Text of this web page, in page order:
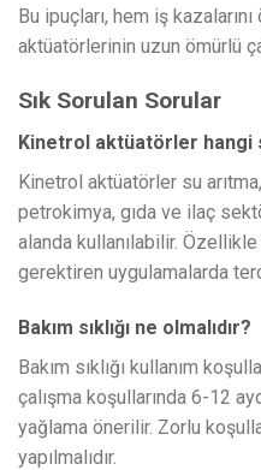
Bu ipuçları, hem iş
aktüatörlerinin uzun ömürlü
Sık Sorulan Sorular
Kinetrol aktüatörler hangi
Kinetrol aktüatörler su
petrokimya, gıda ve ilaç
alanda kullanılabilir.
gerektiren uygulamalarda
Bakım sıklığı ne olmalıdır?
Bakım sıklığı kullanım
çalışma koşullarında 6-12
yağlama önerilir. Zorlu
yapılmalıdır.